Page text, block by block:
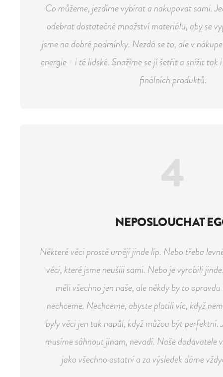
Co můžeme, jezdíme vybírat a nakupovat sami.
odebrat dostatečné množství materiálu, aby se
jsme na dobré podmínky. Nezdá se to, ale v
energie - i té lidské. Snažíme se jí šetřit a snížit tak
finálních produktů.
4
NEPOSLOUCHAT
Některé věci prostě umějí jinde líp. Nebo třeba
věci, které jsme neušili sami. Nebo je vyrobili
měli všechno jen naše, ale někdy by to
nechceme. Nechceme, abyste platili víc, když
byly věci jen tak napůl, když můžou být perfektní.
musíme sáhnout jinam, nevadí. Naše dodavatele
jako všechno ostatní a za výsledek dáme